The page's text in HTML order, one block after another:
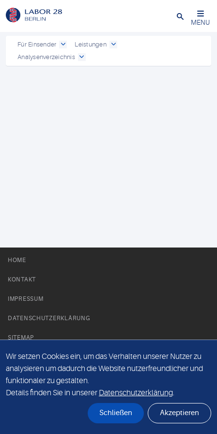
Schließen
MENU
Für Einsender
Leistungen
Analysenverzeichnis
HOME
KONTAKT
IMPRESSUM
DATENSCHUTZERKLÄRUNG
SITEMAP
NEWS PARTNER
Wir setzen Cookies ein, um das Verhalten unserer Nutzer zu
analysieren um dadurch die Website nutzerfreundlicher und
funktionaler zu gestalten.
Details finden Sie in unserer Datenschutzerklärung.
Schließen Akzeptieren